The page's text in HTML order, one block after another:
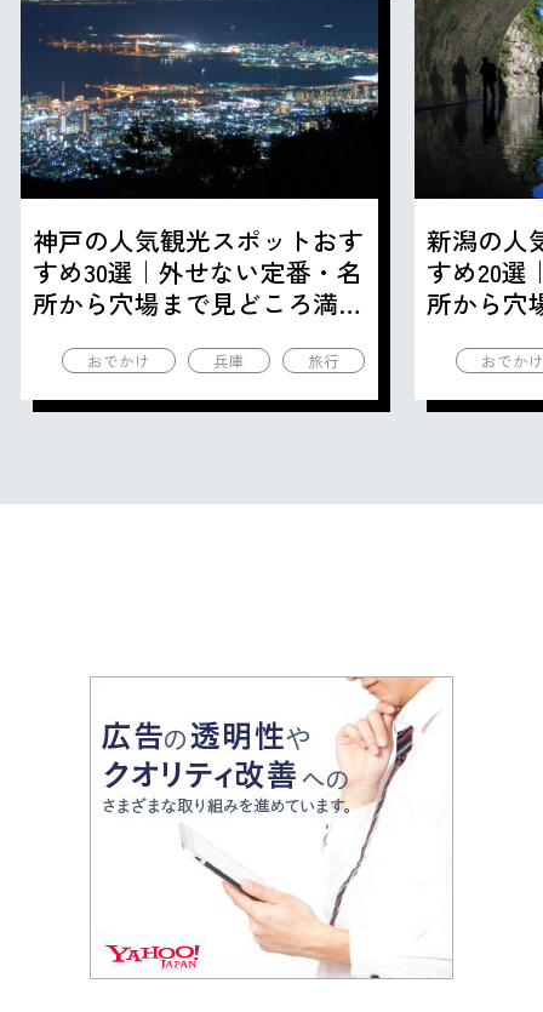
神戸の人気観光スポットおす
すめ30選｜外せない定番・名
所から穴場まで見どころ満載
おでかけ 兵庫 旅行
新潟の人
すめ20選
所から穴
おでか